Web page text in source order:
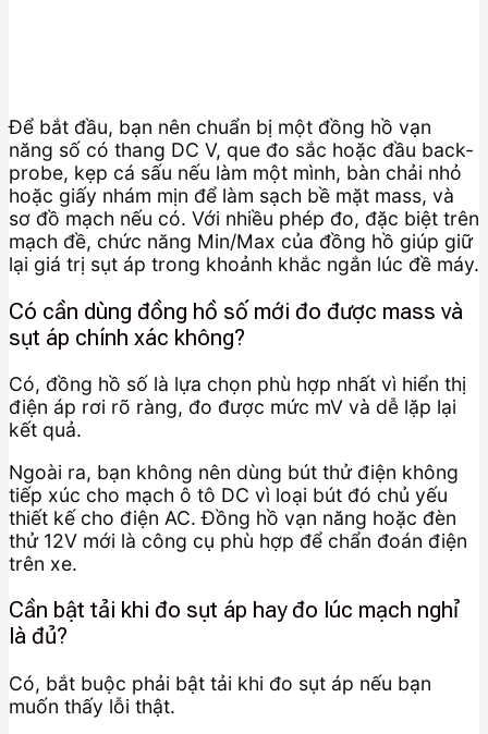
Để bắt đầu, bạn nên chuẩn bị một đồng hồ vạn
năng số có thang DC V, que đo sắc hoặc đầu back-
probe, kẹp cá sấu nếu làm một mình, bàn chải nhỏ
hoặc giấy nhám mịn để làm sạch bề mặt mass, và
sơ đồ mạch nếu có. Với nhiều phép đo, đặc biệt trên
mạch đề, chức năng Min/Max của đồng hồ giúp giữ
lại giá trị sụt áp trong khoảnh khắc ngắn lúc đề máy.
Có cần dùng đồng hồ số mới đo được mass và
sụt áp chính xác không?
Có, đồng hồ số là lựa chọn phù hợp nhất vì hiển thị
điện áp rơi rõ ràng, đo được mức mV và dễ lặp lại
kết quả.
Ngoài ra, bạn không nên dùng bút thử điện không
tiếp xúc cho mạch ô tô DC vì loại bút đó chủ yếu
thiết kế cho điện AC. Đồng hồ vạn năng hoặc đèn
thử 12V mới là công cụ phù hợp để chẩn đoán điện
trên xe.
Cần bật tải khi đo sụt áp hay đo lúc mạch nghỉ
là đủ?
Có, bắt buộc phải bật tải khi đo sụt áp nếu bạn
muốn thấy lỗi thật.